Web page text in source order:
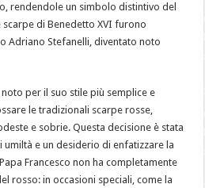
rendendole un simbolo distintivo del
di Benedetto XVI furono
Adriano Stefanelli, diventato noto
per il suo stile più semplice e
le tradizionali scarpe rosse,
e sobrie. Questa decisione è stata
e un desiderio di enfatizzare la
Francesco non ha completamente
rosso: in occasioni speciali, come la